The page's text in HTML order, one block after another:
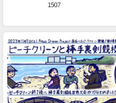
1507